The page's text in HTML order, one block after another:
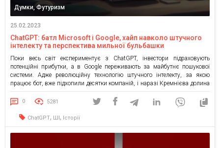
Думки, Футуризм
25.02.2023
ChatGPT: батл Microsoft і Google, хайп навколо штучного
інтелекту та перспектива мильної бульбашки
Поки весь світ експериментує з ChatGPT, інвестори підраховують
потенційні прибутки, а в Google переживають за майбутнє пошукової
системи. Адже революційну технологію штучного інтелекту, за якою
працює бот, вже підхопили десятки компаній, і наразі Кремнієва долина
переживає черговий хайп. Але наскільки ChatGPT — комерційно успішна
історія? Чому зараз він навряд чи складе конкуренцію Google? І скільки
[…]
0 5281
ChatGPT, ШІ, Історії